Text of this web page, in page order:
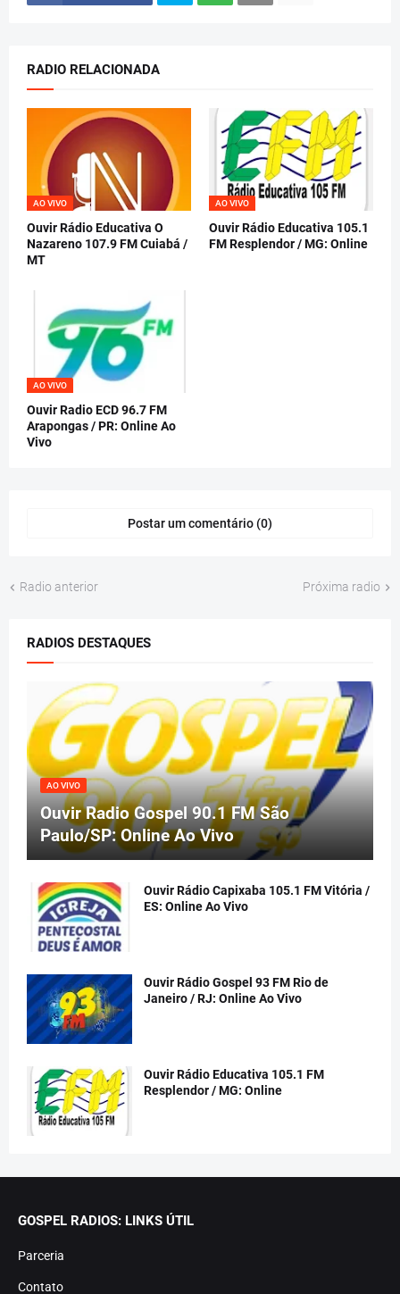
RADIO RELACIONADA
AO VIVO
Ouvir Rádio Educativa O
Nazareno 107.9 FM Cuiabá /
MT
AO VIVO
Ouvir Rádio Educativa 105.1
FM Resplendor / MG: Online
AO VIVO
Ouvir Radio ECD 96.7 FM
Arapongas / PR: Online Ao
Vivo
Postar um comentário (0)
Radio anterior Próxima radio
RADIOS DESTAQUES
AO VIVO
Ouvir Radio Gospel 90.1 FM São
Paulo/SP: Online Ao Vivo
Ouvir Rádio Capixaba 105.1 FM Vitória /
ES: Online Ao Vivo
Ouvir Rádio Gospel 93 FM Rio de
Janeiro / RJ: Online Ao Vivo
Ouvir Rádio Educativa 105.1 FM
Resplendor / MG: Online
GOSPEL RADIOS: LINKS ÚTIL
Parceria
Contato